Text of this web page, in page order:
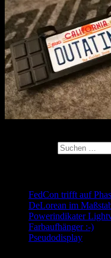
FedCon trifft auf
DeLorean im
Powerindikater
Farbaufhänger :-)
Pseudodisplay